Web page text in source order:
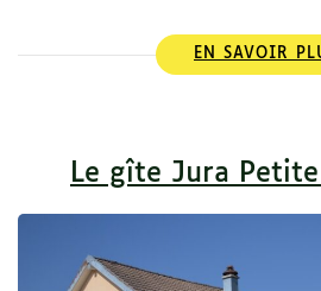
EN SAVOIR
Le gîte Jura